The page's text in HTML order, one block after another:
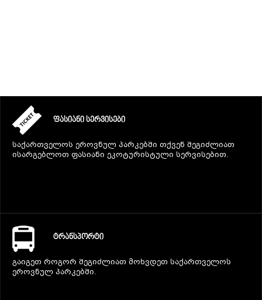
ᲤᲐᲡᲘᲐᲜᲘ ᲡᲔᲠᲕᲘᲡᲔᲑᲘ
საქართველოს ეროვნულ პარკებში თქვენ შეგიძლიათ
ისარგებლოთ ფასიანი ეკოტურისტული სერვისებით.
ᲢᲠᲐᲜᲡᲞᲝᲠᲢᲘ
გაიგეთ როგორ შეგიძლიათ მოხვდეთ საქართველოს
ეროვნულ პარკებში.